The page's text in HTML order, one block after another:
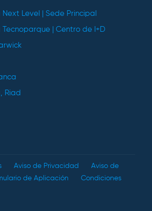
Next Level | Sede Principal
Tecnoparque | Centro de I+D
Riad
Aviso de Privacidad
Aviso de
de Aplicación
Condiciones